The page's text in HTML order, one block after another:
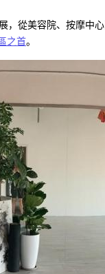
，從美容院、按摩中
之首。